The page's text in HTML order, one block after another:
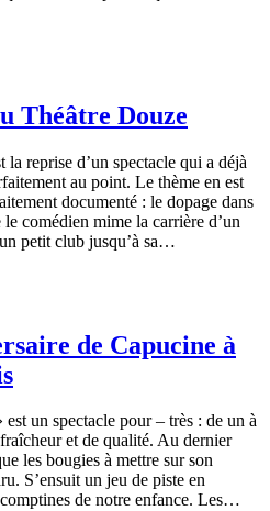
Théâtre Douze
la reprise d’un spectacle qui a déjà
au point. Le thème en est
documenté : le dopage dans
comédien mime la carrière d’un
petit club jusqu’à sa…
de Capucine à
un spectacle pour – très : de un à
et de qualité. Au dernier
les bougies à mettre sur son
S’ensuit un jeu de piste en
de notre enfance. Les…